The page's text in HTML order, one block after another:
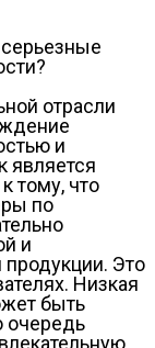
отрасли
и
является
тому, что
по
и
Это
Низкая
быть
очередь